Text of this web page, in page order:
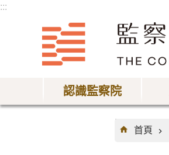
:::
認識監察院
:::
首頁